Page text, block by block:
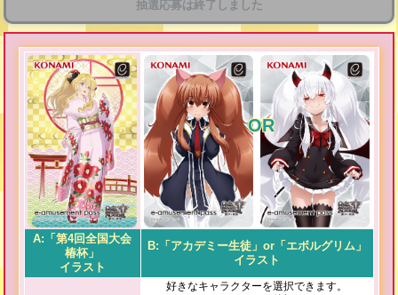
抽選応募は終了しました
A:「第4回全国大会
椿杯」
イラスト
B:「アカデミー生徒」or「エボルグリム」
イラスト
好きなキャラクターを選択できます。